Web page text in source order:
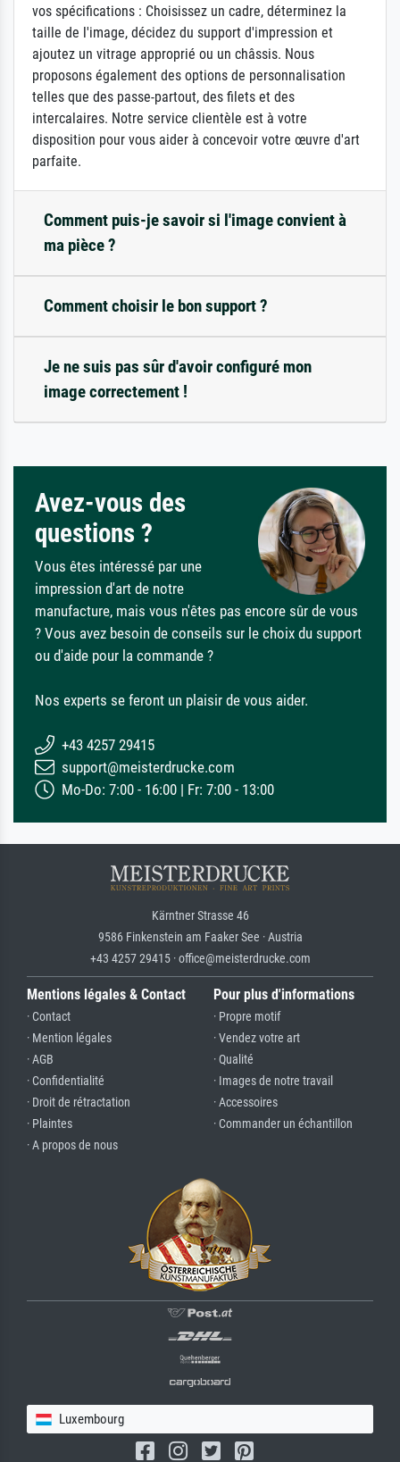
vos spécifications : Choisissez un cadre, déterminez la
taille de l'image, décidez du support d'impression et
ajoutez un vitrage approprié ou un châssis. Nous
proposons également des options de personnalisation
telles que des passe-partout, des filets et des
intercalaires. Notre service clientèle est à votre
disposition pour vous aider à concevoir votre œuvre d'art
parfaite.
Comment puis-je savoir si l'image convient à
ma pièce ?
Comment choisir le bon support ?
Je ne suis pas sûr d'avoir configuré mon
image correctement !
Avez-vous des
questions ?
Vous êtes intéressé par une
impression d'art de notre
manufacture, mais vous n'êtes pas encore sûr de vous
? Vous avez besoin de conseils sur le choix du support
ou d'aide pour la commande ?
Nos experts se feront un plaisir de vous aider.
+43 4257 29415
support@meisterdrucke.com
Mo-Do: 7:00 - 16:00 | Fr: 7:00 - 13:00
Kärntner Strasse 46
9586 Finkenstein am Faaker See · Austria
+43 4257 29415 · office@meisterdrucke.com
Mentions légales & Contact
· Contact
· Mention légales
· AGB
· Confidentialité
· Droit de rétractation
· Plaintes
· A propos de nous
Pour plus d'informations
· Propre motif
· Vendez votre art
· Qualité
· Images de notre travail
· Accessoires
· Commander un échantillon
Luxembourg